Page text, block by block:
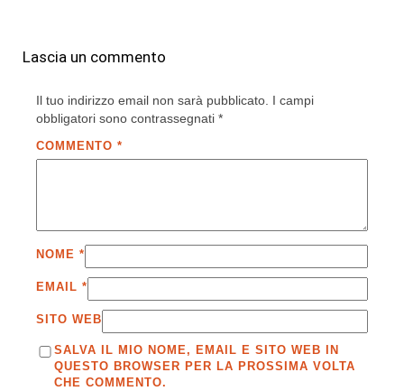
Lascia un commento
Il tuo indirizzo email non sarà pubblicato. I campi
obbligatori sono contrassegnati *
COMMENTO *
NOME *
EMAIL *
SITO WEB
SALVA IL MIO NOME, EMAIL E SITO WEB IN
QUESTO BROWSER PER LA PROSSIMA VOLTA
CHE COMMENTO.